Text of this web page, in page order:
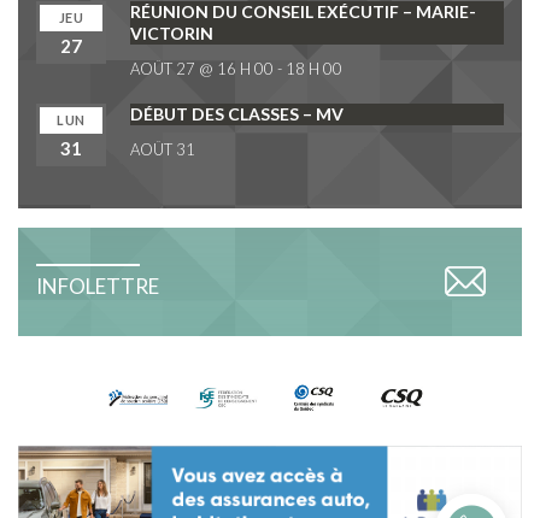
JEU
27
RÉUNION DU CONSEIL EXÉCUTIF – MARIE-
VICTORIN
AOÛT 27 @ 16 H 00 - 18 H 00
LUN
31
DÉBUT DES CLASSES – MV
AOÛT 31
INFOLETTRE